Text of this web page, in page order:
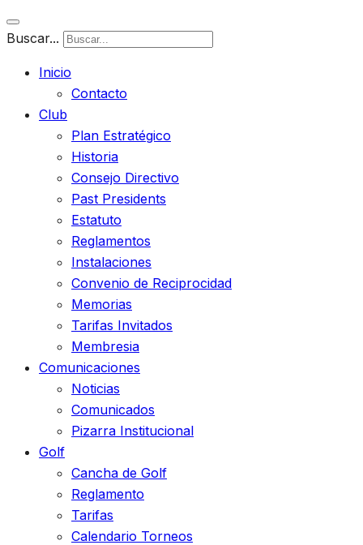
Buscar...
Inicio
Contacto
Club
Plan Estratégico
Historia
Consejo Directivo
Past Presidents
Estatuto
Reglamentos
Instalaciones
Convenio de Reciprocidad
Memorias
Tarifas Invitados
Membresia
Comunicaciones
Noticias
Comunicados
Pizarra Institucional
Golf
Cancha de Golf
Reglamento
Tarifas
Calendario Torneos